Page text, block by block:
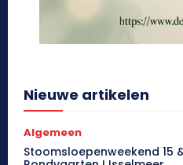
Nieuwe artikelen
Algemeen
Stoomsloepenweekend 15